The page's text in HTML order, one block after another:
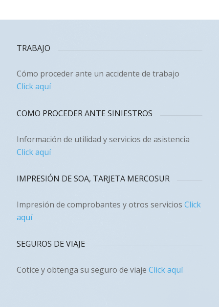
TRABAJO
Cómo proceder ante un accidente de trabajo
Click aquí
COMO PROCEDER ANTE SINIESTROS
Información de utilidad y servicios de asistencia
Click aquí
IMPRESIÓN DE SOA, TARJETA MERCOSUR
Impresión de comprobantes y otros servicios Click
aquí
SEGUROS DE VIAJE
Cotice y obtenga su seguro de viaje Click aquí